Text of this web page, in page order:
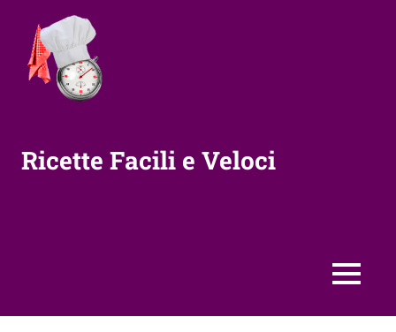
contenuto
Ricette Facili e Veloci
MENU